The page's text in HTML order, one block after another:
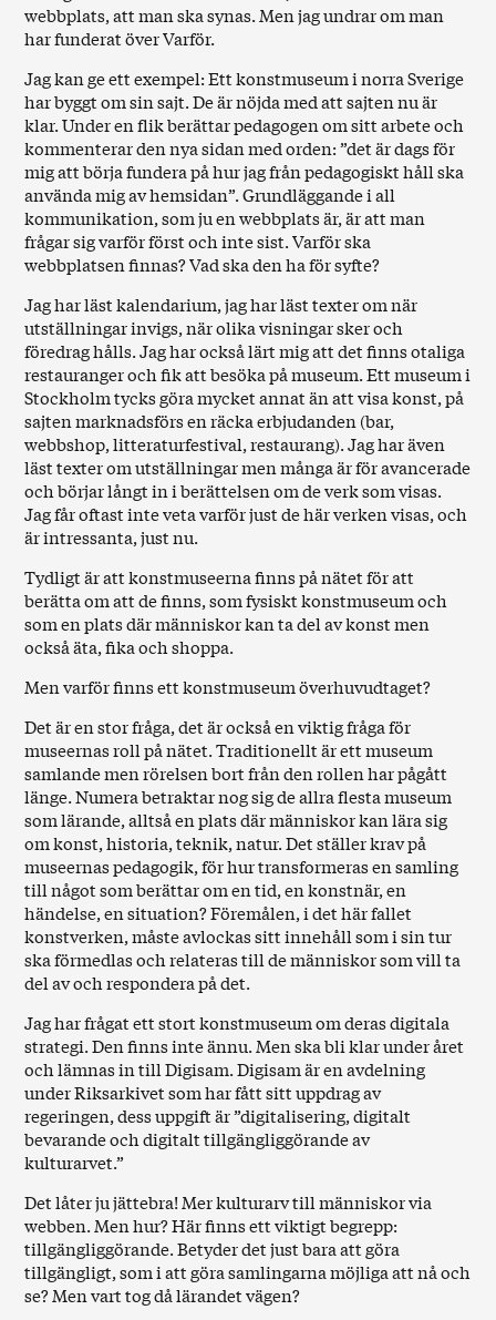
webbplats, att man ska synas. Men jag undrar om man
har funderat över Varför.
Jag kan ge ett exempel: Ett konstmuseum i norra Sverige
har byggt om sin sajt. De är nöjda med att sajten nu är
klar. Under en flik berättar pedagogen om sitt arbete och
kommenterar den nya sidan med orden: ”det är dags för
mig att börja fundera på hur jag från pedagogiskt håll ska
använda mig av hemsidan”. Grundläggande i all
kommunikation, som ju en webbplats är, är att man
frågar sig varför först och inte sist. Varför ska
webbplatsen finnas? Vad ska den ha för syfte?
Jag har läst kalendarium, jag har läst texter om när
utställningar invigs, när olika visningar sker och
föredrag hålls. Jag har också lärt mig att det finns otaliga
restauranger och fik att besöka på museum. Ett museum i
Stockholm tycks göra mycket annat än att visa konst, på
sajten marknadsförs en räcka erbjudanden (bar,
webbshop, litteraturfestival, restaurang). Jag har även
läst texter om utställningar men många är för avancerade
och börjar långt in i berättelsen om de verk som visas.
Jag får oftast inte veta varför just de här verken visas, och
är intressanta, just nu.
Tydligt är att konstmuseerna finns på nätet för att
berätta om att de finns, som fysiskt konstmuseum och
som en plats där människor kan ta del av konst men
också äta, fika och shoppa.
Men varför finns ett konstmuseum överhuvudtaget?
Det är en stor fråga, det är också en viktig fråga för
museernas roll på nätet. Traditionellt är ett museum
samlande men rörelsen bort från den rollen har pågått
länge. Numera betraktar nog sig de allra flesta museum
som lärande, alltså en plats där människor kan lära sig
om konst, historia, teknik, natur. Det ställer krav på
museernas pedagogik, för hur transformeras en samling
till något som berättar om en tid, en konstnär, en
händelse, en situation? Föremålen, i det här fallet
konstverken, måste avlockas sitt innehåll som i sin tur
ska förmedlas och relateras till de människor som vill ta
del av och respondera på det.
Jag har frågat ett stort konstmuseum om deras digitala
strategi. Den finns inte ännu. Men ska bli klar under året
och lämnas in till Digisam. Digisam är en avdelning
under Riksarkivet som har fått sitt uppdrag av
regeringen, dess uppgift är ”digitalisering, digitalt
bevarande och digitalt tillgängliggörande av
kulturarvet.”
Det låter ju jättebra! Mer kulturarv till människor via
webben. Men hur? Här finns ett viktigt begrepp:
tillgängliggörande. Betyder det just bara att göra
tillgängligt, som i att göra samlingarna möjliga att nå och
se? Men vart tog då lärandet vägen?